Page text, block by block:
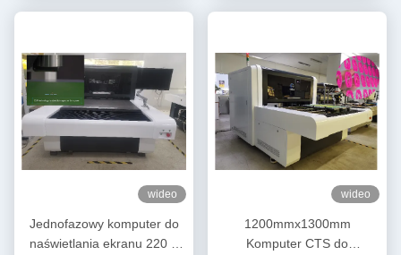
wideo
Jednofazowy komputer do
naświetlania ekranu 220 V
wideo
1200mmx1300mm
Komputer CTS do